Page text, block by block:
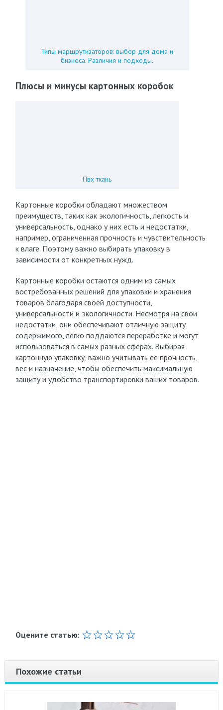
Типы маршрутизаторов: выбор для дома и
бизнеса. Различия и подходы.
Плюсы и минусы картонных коробок
Пвх ткань
Картонные коробки обладают множеством
преимуществ, таких как экологичность, легкость и
универсальность, однако у них есть и недостатки,
например, ограниченная прочность и чувствительность
к влаге. Поэтому важно выбирать упаковку в
зависимости от конкретных нужд.
Картонные коробки остаются одним из самых
востребованных решений для упаковки и хранения
товаров благодаря своей доступности,
универсальности и экологичности. Несмотря на свои
недостатки, они обеспечивают отличную защиту
содержимого, легко поддаются переработке и могут
использоваться в самых разных сферах. Выбирая
картонную упаковку, важно учитывать ее прочность,
вес и назначение, чтобы обеспечить максимальную
защиту и удобство транспортировки ваших товаров.
Оцените статью:
Похожие статьи